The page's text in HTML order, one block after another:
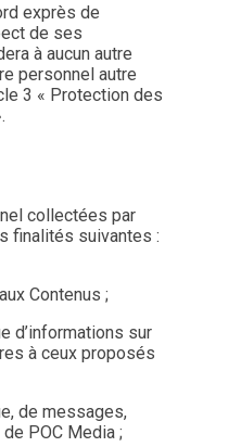
exprès de
de ses
à aucun autre
personnel autre
3 « Protection des
collectées par
finalités suivantes :
Contenus ;
d’informations sur
à ceux proposés
de messages,
POC Media ;